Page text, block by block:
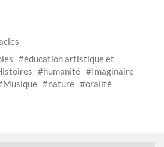
éducation artistique et
humanité
Imaginaire
Musique nature
oralité